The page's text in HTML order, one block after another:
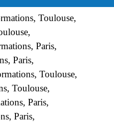
Toulouse,
Paris,
Paris,
Toulouse,
Toulouse,
Paris,
Paris,